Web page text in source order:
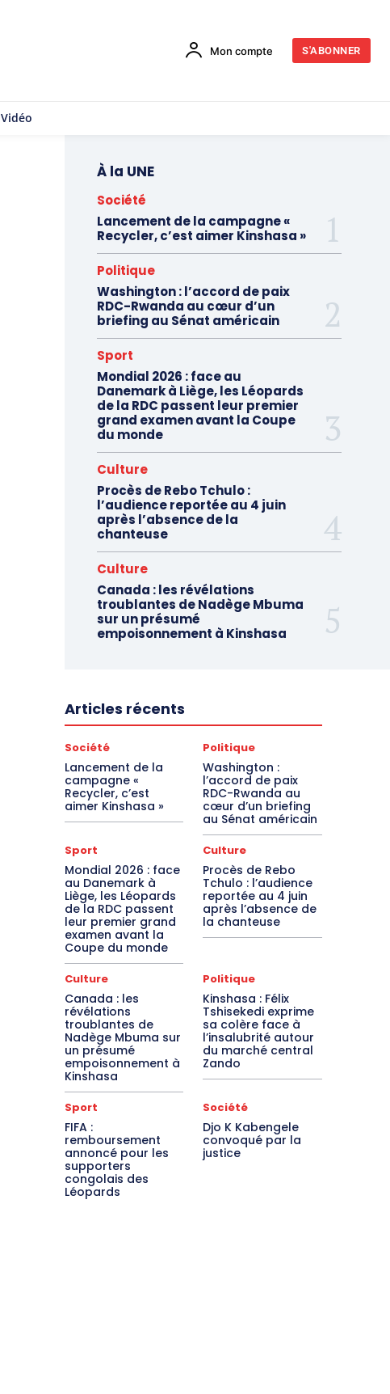
Mon compte S'ABONNER
Vidéo
À la UNE
Société
Lancement de la campagne «
Recycler, c’est aimer Kinshasa »
Politique
Washington : l’accord de paix
RDC-Rwanda au cœur d’un
briefing au Sénat américain
Sport
Mondial 2026 : face au
Danemark à Liège, les Léopards
de la RDC passent leur premier
grand examen avant la Coupe
du monde
Culture
Procès de Rebo Tchulo :
l’audience reportée au 4 juin
après l’absence de la
chanteuse
Culture
Canada : les révélations
troublantes de Nadège Mbuma
sur un présumé
empoisonnement à Kinshasa
Articles récents
Société
Lancement de la
campagne «
Recycler, c’est
aimer Kinshasa »
Politique
Washington :
l’accord de paix
RDC-Rwanda au
cœur d’un briefing
au Sénat américain
Sport
Mondial 2026 : face
au Danemark à
Liège, les Léopards
de la RDC passent
leur premier grand
examen avant la
Coupe du monde
Culture
Procès de Rebo
Tchulo : l’audience
reportée au 4 juin
après l’absence de
la chanteuse
Culture
Canada : les
révélations
troublantes de
Nadège Mbuma sur
un présumé
empoisonnement à
Kinshasa
Politique
Kinshasa : Félix
Tshisekedi exprime
sa colère face à
l’insalubrité autour
du marché central
Zando
Sport
FIFA :
remboursement
annoncé pour les
supporters
congolais des
Léopards
Société
Djo K Kabengele
convoqué par la
justice